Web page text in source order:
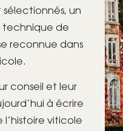
un
de
reconnue dans
conseil et leur
à écrire
l’histoire viticole